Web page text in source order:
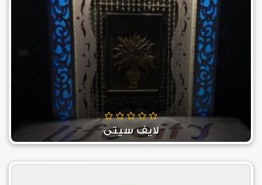
لايف سيتي